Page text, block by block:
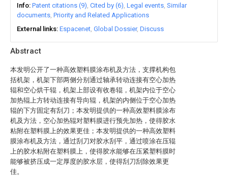
Abstract
本发明公开了一种高效塑料膜涂布机及方法，支撑机构包
括机架，机架下部两侧分别通过轴承转动连接有空心加热
辊和空心烘干辊，机架上部设有收卷辊，机架内位于空心
加热辊上方转动连接有导向辊，机架的内侧位于空心加热
辊的下方固定有刮刀；本发明提供的一种高效塑料膜涂布
机及方法，空心加热辊对塑料膜进行预先加热，使得胶水
粘附在塑料膜上的效果更佳；本发明提供的一种高效塑料
膜涂布机及方法，通过刮刀对胶水刮平，通过喷涂在压辊
上的胶水粘附在塑料膜上，使得胶水能够在压紧塑料膜时
能够被挤压成一定厚度的胶水层，使得刮刀刮除效果更
佳。
Info Patent citations (9) Cited by (6) Legal events Similar
documents Priority and Related Applications
External links Espacenet Global Dossier Discuss